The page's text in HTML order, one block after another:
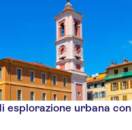
esplorazione urbana con